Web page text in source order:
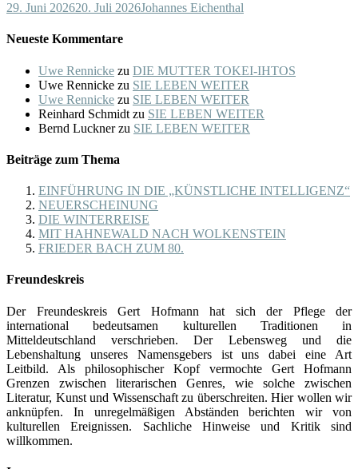
29. Juni 202620. Juli 2026Johannes Eichenthal
Neueste Kommentare
Uwe Rennicke zu DIE MUTTER TOKEI-IHTOS
Uwe Rennicke zu SIE LEBEN WEITER
Uwe Rennicke zu SIE LEBEN WEITER
Reinhard Schmidt zu SIE LEBEN WEITER
Bernd Lucknerzu SIE LEBEN WEITER
Beiträge zum Thema
EINFÜHRUNG IN DIE „KÜNSTLICHE INTELLIGENZ“
NEUERSCHEINUNG
DIE WINTERREISE
MIT HAHNEWALD NACH WOLKENSTEIN
FRIEDER BACH ZUM 80.
Freundeskreis
Der Freundeskreis Gert Hofmann hat sich der Pflege der
international bedeutsamen kulturellen Traditionen in
Mitteldeutschland verschrieben. Der Lebensweg und die
Lebenshaltung unseres Namensgebers ist uns dabei eine Art
Leitbild. Als philosophischer Kopf vermochte Gert Hofmann
Grenzen zwischen literarischen Genres, wie solche zwischen
Literatur, Kunst und Wissenschaft zu überschreiten. Hier wollen wir
anknüpfen. In unregelmäßigen Abständen berichten wir von
kulturellen Ereignissen. Sachliche Hinweise und Kritik sind
willkommen.